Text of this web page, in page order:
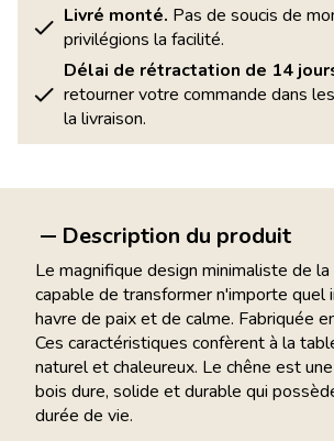
Livré monté. Pas de soucis de
privilégions la facilité.
Délai de rétractation de 14
retourner votre commande dans
la livraison.
Description du produit
Le magnifique design minimaliste de
capable de transformer n'importe quel
havre de paix et de calme. Fabriquée
Ces caractéristiques confèrent à la
naturel et chaleureux. Le chêne est
bois dure, solide et durable qui
durée de vie.